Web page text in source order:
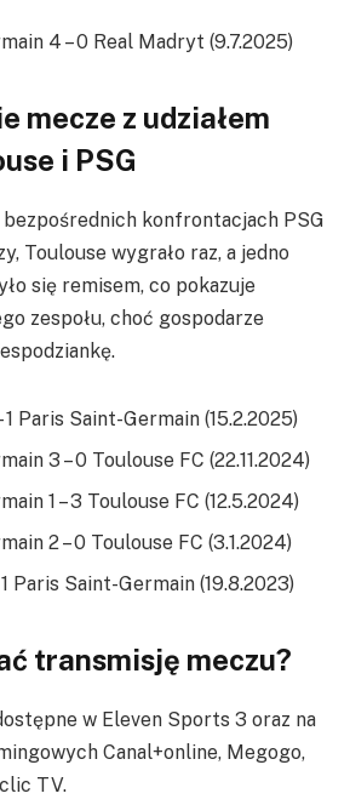
4 – 0 Real Madryt (9.7.2025)
mecze z udziałem
i PSG
konfrontacjach PSG
Toulouse wygrało raz, a jedno
się remisem, co pokazuje
zespołu, choć gospodarze
1 Paris Saint-Germain (15.2.2025)
3 – 0 Toulouse FC (22.11.2024)
1 – 3 Toulouse FC (12.5.2024)
2 – 0 Toulouse FC (3.1.2024)
1 Paris Saint-Germain (19.8.2023)
transmisję meczu?
w Eleven Sports 3 oraz na
Canal+online, Megogo,
TV.